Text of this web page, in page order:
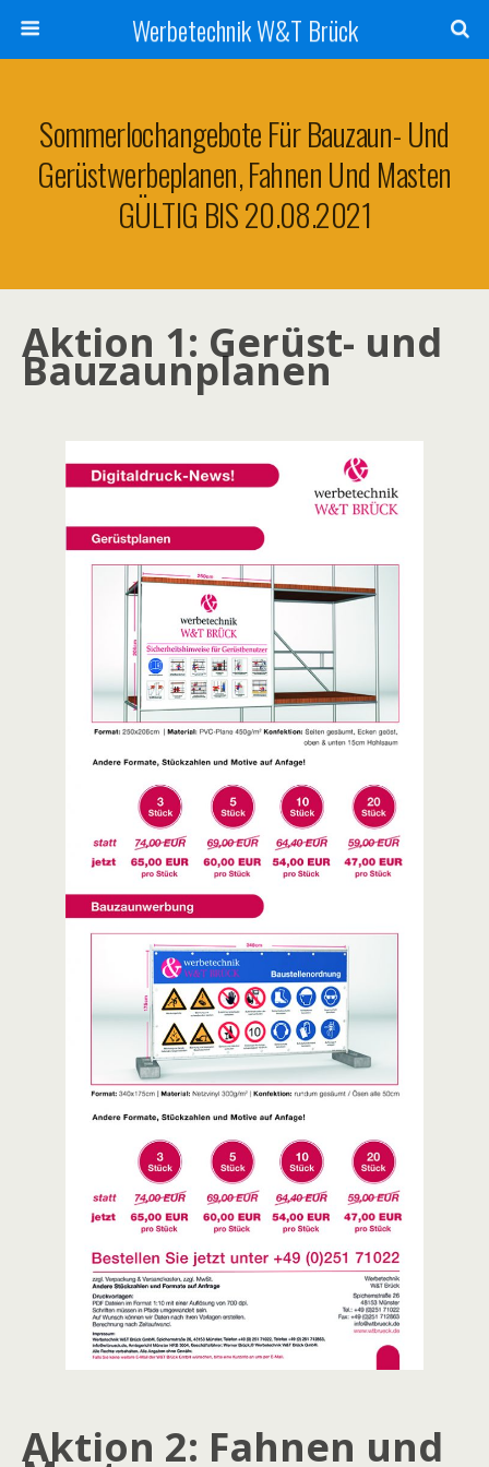
Werbetechnik W&T Brück
Sommerlochangebote Für Bauzaun- Und
Gerüstwerbeplanen, Fahnen Und Masten
GÜLTIG BIS 20.08.2021
Aktion 1: Gerüst- und
Bauzaunplanen
Aktion 2: Fahnen und